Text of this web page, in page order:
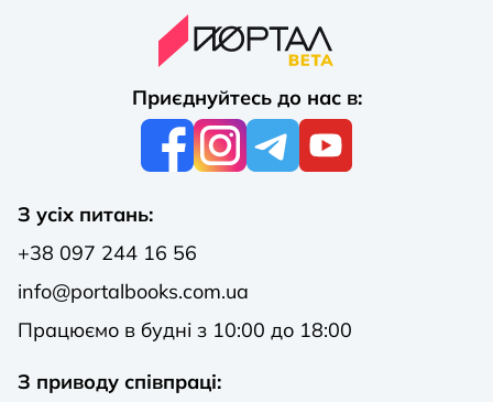
Приєднуйтесь до нас в:
З усіх питань:
+38 097 244 16 56
info@portalbooks.com.ua
Працюємо в будні з 10:00 до 18:00
З приводу співпраці: